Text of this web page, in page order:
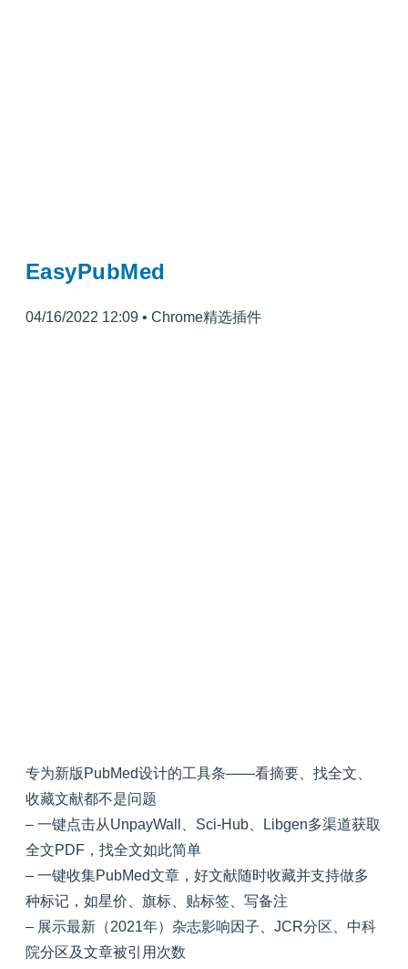
EasyPubMed
04/16/2022 12:09 • Chrome精选插件
专为新版PubMed设计的工具条——看摘要、找全文、
收藏文献都不是问题
– 一键点击从UnpayWall、Sci-Hub、Libgen多渠道获取
全文PDF，找全文如此简单
– 一键收集PubMed文章，好文献随时收藏并支持做多
种标记，如星价、旗标、贴标签、写备注
– 展示最新（2021年）杂志影响因子、JCR分区、中科
院分区及文章被引用次数